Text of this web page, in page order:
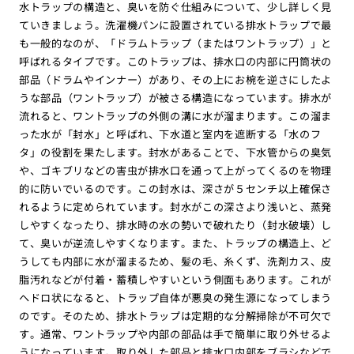
水トラップの構造と、臭いを防ぐ仕組みについて、少し詳しく見
ていきましょう。洗濯機パンに設置されている排水トラップで最
も一般的なのが、「ドラムトラップ（またはワントラップ）」と
呼ばれるタイプです。このトラップは、排水口の内部に円筒状の
部品（ドラムやインナー）があり、その上にお椀を逆さにしたよ
うな部品（ワントラップ）が被さる構造になっています。排水が
流れると、ワントラップの外側の溝に水が溜まります。この溜ま
った水が「封水」と呼ばれ、下水道と室内を遮断する「水のフ
タ」の役割を果たします。封水があることで、下水管からの臭気
や、ゴキブリなどの害虫が排水口を通って上がってくるのを物理
的に防いでいるのです。この封水は、深さが５センチ以上確保さ
れるように定められています。封水がこの深さより浅いと、蒸発
しやすくなったり、排水時の水の勢いで破れたり（封水破壊）し
て、臭いが逆流しやすくなります。また、トラップの構造上、ど
うしても内部に水が溜まるため、髪の毛、糸くず、洗剤カス、皮
脂汚れなどが付着・蓄積しやすいという側面もあります。これが
ヘドロ状になると、トラップ自体が悪臭の発生源になってしまう
のです。そのため、排水トラップは定期的な分解掃除が不可欠で
す。通常、ワントラップや内部の部品は手で簡単に取り外せるよ